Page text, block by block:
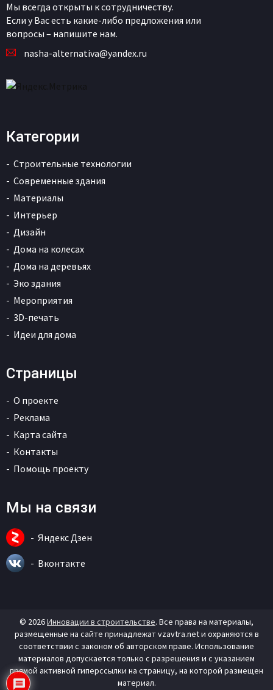
Мы всегда открыты к сотрудничеству.
Если у Вас есть какие-либо предложения или
вопросы – напишите нам.
nasha-alternativa@yandex.ru
Категории
Строительные технологии
Современные здания
Материалы
Интерьер
Дизайн
Дома на колесах
Дома на деревьях
Эко здания
Мероприятия
3D-печать
Идеи для дома
Страницы
О проекте
Реклама
Карта сайта
Контакты
Помощь проекту
Мы на связи
Яндекс Дзен
Вконтакте
© 2026Инновации в строительстве. Все права на материалы,
размещенные на сайте принадлежат vzavtra.net и охраняются в
соответствии с законом об авторском праве. Использование
материалов допускается только с разрешения и с указанием
прямой активной гиперссылки на страницу, на которой размещен
материал.